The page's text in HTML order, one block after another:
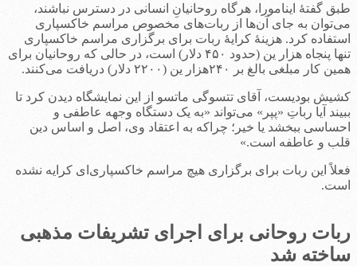
طبق گفتۀ اینامورا، هرگاه روحانیانِ انسانی در دسترس نباشند،
می‌توان به جای آن‌ها از ربات‌های مخصوص مراسم خاکسپاری
استفاده کرد. هزینۀ کرایۀ ربات برای برگزاری مراسم خاکسپاری
تنها پنجاه هزار ین (حدود ۴۵۰ دلار) است، در حالی که روحانیان برای
همین کار مبلغی بالغ بر ۲۴۰هزار ین (۲۲۰۰ دلار) دریافت می‌کنند.
کشیش بودیست، آقای تتسوگی ماتسو از این نمایشگاه دیدن کرد تا
ببیند آیا رباتِ «پپر» می‌تواند «به یک دستگاه وجهه عاطفی و
احساسی ببخشد یا خیر؛ چراکه به اعتقاد وی، اصل و اساس دین
قلب و عاطفه است.»
فعلاً این ربات برای برگزاری هیچ مراسم خاکسپاری‌ای کرایه نشده
است.
ربات روحانی برای اجرای تشریفات مذهبی
ساخته شد